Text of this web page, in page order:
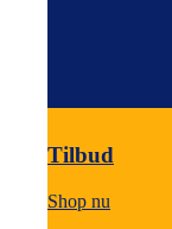
Tilbud
Shop nu